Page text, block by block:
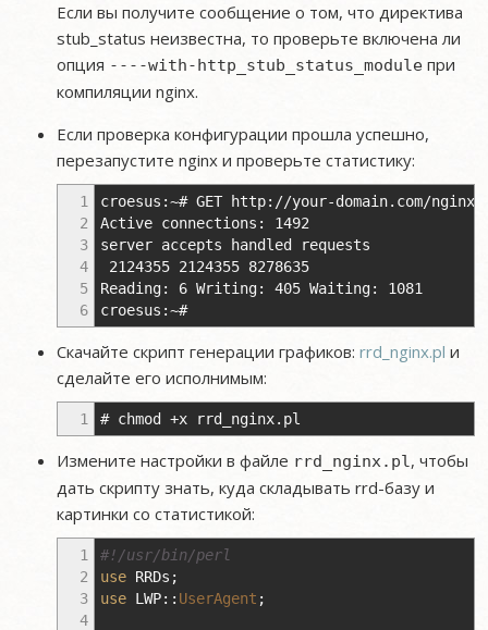
Если вы получите сообщение о том, что директива
stub_status неизвестна, то проверьте включена ли
опция ----with-http_stub_status_module при
компиляции nginx.
Если проверка конфигурации прошла успешно,
перезапустите nginx и проверьте статистику:
1
2
3
4
5
6
croesus:~# GET http://your-domain.com/
Active connections: 1492
server accepts handled requests
2124355 2124355 8278635
Reading: 6 Writing: 405 Waiting: 1081
croesus:~#
Скачайте скрипт генерации графиков:rrd_nginx.pl и
сделайте его исполнимым:
1 # chmod +x rrd_nginx.pl
Измените настройки в файле rrd_nginx.pl, чтобы
дать скрипту знать, куда складывать rrd-базу и
картинки со статистикой:
1
2
3
4
#!/usr/bin/perl
use RRDs ;
use LWP:: UserAgent ;